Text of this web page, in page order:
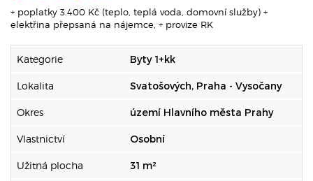
+ poplatky 3.400 Kč (teplo, teplá voda, domovní služby) +
elektřina přepsaná na nájemce, + provize RK
Kategorie Byty 1+kk
Lokalita Svatošových, Praha - Vysočany
Okres území Hlavního města Prahy
Vlastnictví Osobní
Užitná plocha 31 m²